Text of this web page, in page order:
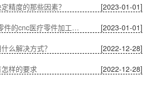
[2023-01-01]
精度的那些因素？
[2023-01-01]
告诉你-金属精密医疗零件的cnc医疗零件加工有什么优势？
[2022-12-28]
么解决方式？
[2022-12-28]
样的要求